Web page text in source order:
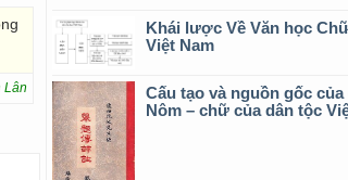
Lân
Khái lược Về Văn học
Việt Nam
Cấu tạo và nguồn gốc
Nôm – chữ của dân tộc